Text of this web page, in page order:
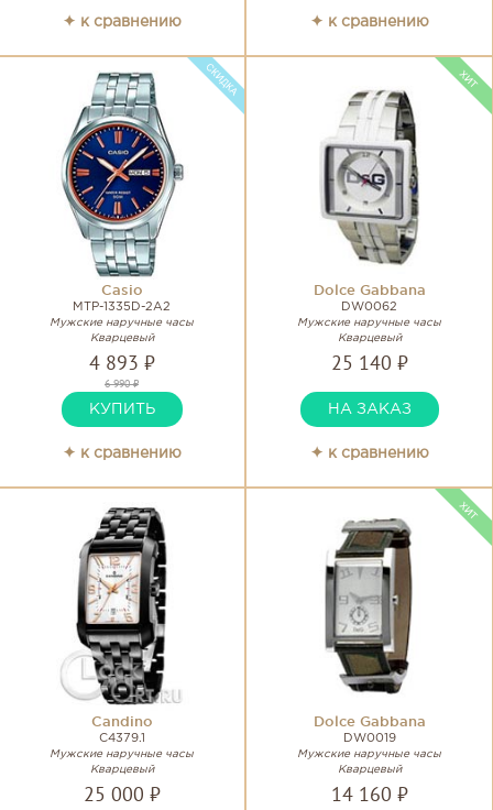
✦ к сравнению ✦ к сравнению
Casio
MTP-1335D-2A2
Мужские наручные часы
Кварцевый
4 893 ₽
6 990 ₽
КУПИТЬ
✦ к сравнению
Dolce Gabbana
DW0062
Мужские наручные часы
Кварцевый
25 140 ₽
НА ЗАКАЗ
✦ к сравнению
Candino
C4379.1
Мужские наручные часы
Кварцевый
25 000 ₽
Dolce Gabbana
DW0019
Мужские наручные часы
Кварцевый
14 160 ₽